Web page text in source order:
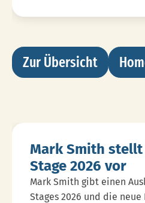
Zur Übersicht
Mark Smith
Stage 2026 vor
Mark Smith gibt einen
Stages 2026 und die neue